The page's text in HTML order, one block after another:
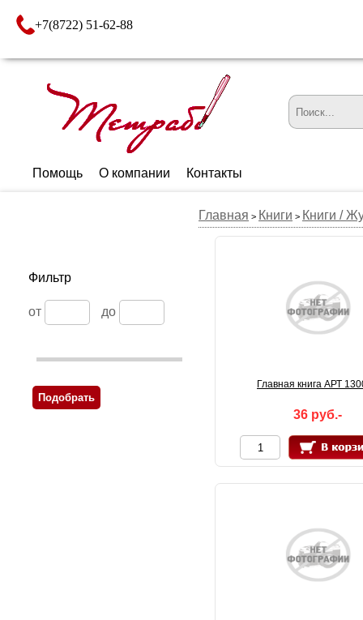
+7(8722) 51-62-88
Помощь О компании Контакты
Главная > Книги > Книги /
Фильтр
от до
Главная книга АРТ
36 руб.-